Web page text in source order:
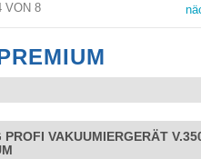
VON 8
PROFI VAKUUMIERGERÄT